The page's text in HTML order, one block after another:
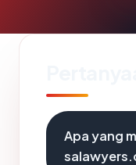
Apa yang